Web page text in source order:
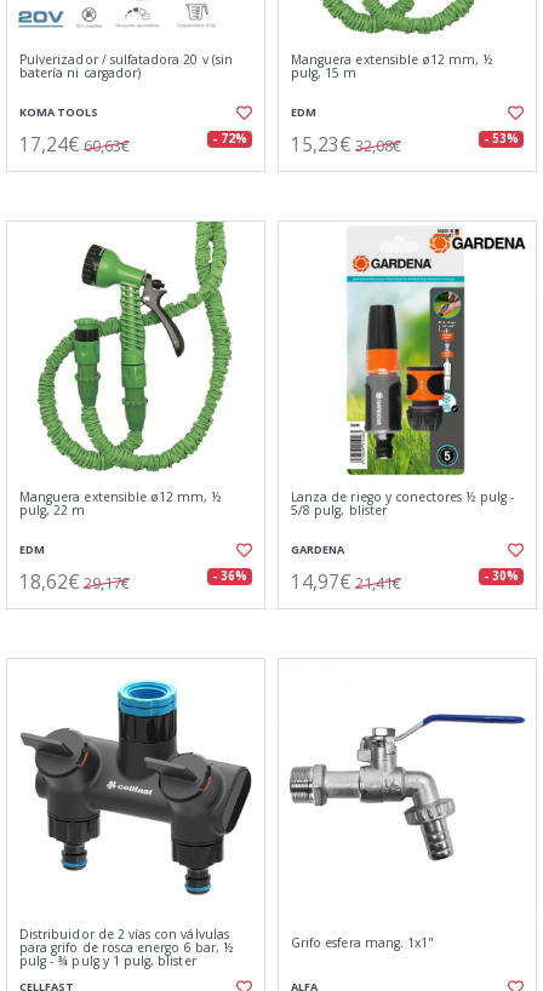
Pulverizador / sulfatadora 20 v (sin
batería ni cargador)
KOMA TOOLS
17,24€ 60,63€ - 72%
Manguera extensible ø12 mm, ½
pulg, 15 m
EDM
15,23€ 32,08€ - 53%
Manguera extensible ø12 mm, ½
pulg, 22 m
EDM
18,62€ 29,17€ - 36%
Lanza de riego y conectores ½ pulg -
5/8 pulg, blister
GARDENA
14,97€ 21,41€ - 30%
Distribuidor de 2 vías con válvulas
para grifo de rosca energo 6 bar, ½
pulg - ¾ pulg y 1 pulg, blister
CELLFAST
Grifo esfera mang. 1x1"
ALFA